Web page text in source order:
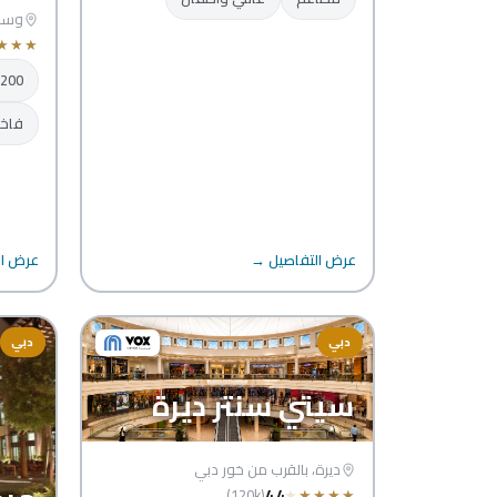
عرض التفاصيل →
★
★
1200+
عرض
دبي
سيتي سنتر ديرة
ديرة، بالقرب من خور دبي
دبي